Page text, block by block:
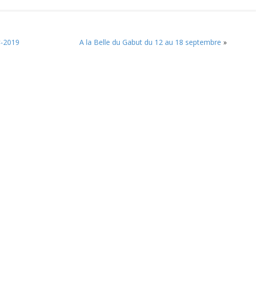
volume.
2019 A la Belle du Gabut du 12 au 18 septembre »